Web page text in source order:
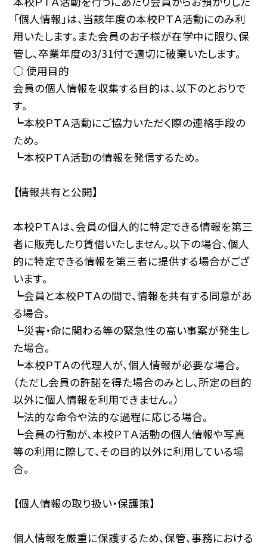
「個人情報」は、当該年度の本校ＰＴＡ活動にのみ利
用いたします。また会員のお子様が在学中に限り、保
管し、卒業年度の3/31付で適切に破棄いたします。
○ 使用目的
会員の個人情報を収集する目的は、以下のとおりで
す。
┗本校ＰＴＡ活動にご協力いただく際の連絡手段の
ため。
┗本校ＰＴＡ活動の情報を発信するため。
【情報共有と公開】
本校ＰＴＡは、会員の個人的に特定できる情報を第三
者に販売したり賃借いたしません。以下の場合、個人
的に特定できる情報を第三者に提供する場合がござ
います。
┗会員と本校ＰＴＡの間で、情報を共有する同意があ
る場合。
┗災害・命に関わる等の緊急性の高い事案が発生し
た場合。
┗本校ＰＴＡの代理人が、個人情報が必要な場合。
（ただし会員の許諾を得た場合のみとし、所定の目的
以外に個人情報を利用できません。）
┗法的な命令や法的な過程に応じる場合。
┗会員の行動が、本校ＰＴＡ活動の個人情報や写真
等の利用に際して、その目的以外に利用している場
合。
【個人情報の取り扱い・保護策】
個人情報を厳重に保護するため、保管、事務における